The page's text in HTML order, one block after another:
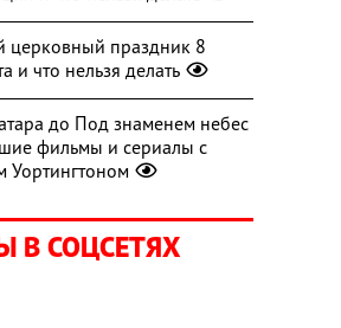
церковный праздник 8
и что нельзя делать
до Под знаменем небес
фильмы и сериалы с
Уортингтоном
В СОЦСЕТЯХ